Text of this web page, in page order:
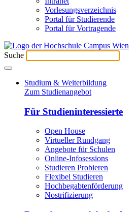
Vorlesungsverzeichnis
Portal für Studierende
Portal für Vortragende
Suche
Studium & Weiterbildung
Zum Studienangebot
Für Studieninteressierte
Open House
Virtueller Rundgang
Angebote für Schulen
Online-Infosessions
Studieren Probieren
Flexibel Studieren
Hochbegabtenförderung
Nostrifizierung